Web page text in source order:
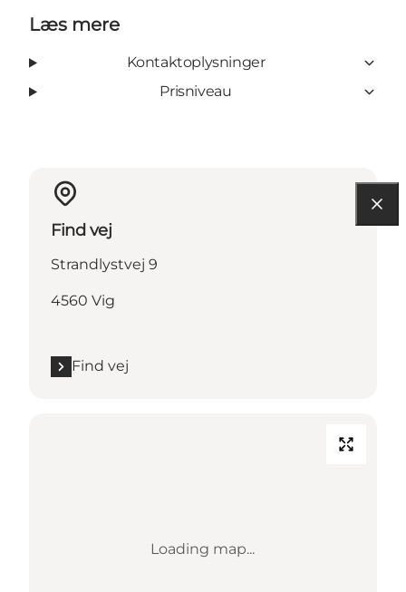
Læs mere
Kontaktoplysninger
Prisniveau
Find vej
Strandlystvej 9
4560 Vig
Find vej
Loading map...